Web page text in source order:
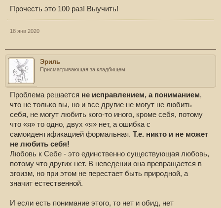
Прочесть это 100 раз! Выучить!
18 янв 2020
Эриль
Присматривающая за кладбищем
Проблема решается не исправлением, а пониманием,
что не только вы, но и все другие не могут не любить
себя, не могут любить кого-то иного, кроме себя, потому
что «я» то одно, двух «я» нет, а ошибка с
самоидентификацией формальная. Т.е. никто и не может
не любить себя!
Любовь к Себе - это единственно существующая любовь,
потому что других нет. В неведении она превращается в
эгоизм, но при этом не перестает быть природной, а
значит естественной.
И если есть понимание этого, то нет и обид, нет